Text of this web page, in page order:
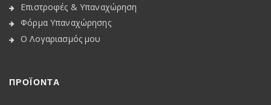
Επιστροφές & Υπαναχώρηση
Φόρμα Υπαναχώρησης
Ο Λογαριασμός μου
ΠΡΟΪΟΝΤΑ